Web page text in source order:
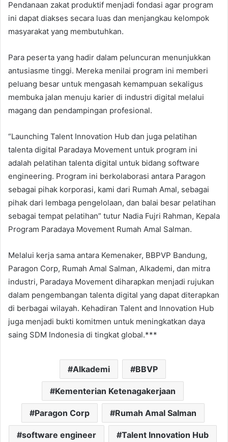
Pendanaan zakat produktif menjadi fondasi agar program
ini dapat diakses secara luas dan menjangkau kelompok
masyarakat yang membutuhkan.
Para peserta yang hadir dalam peluncuran menunjukkan
antusiasme tinggi. Mereka menilai program ini memberi
peluang besar untuk mengasah kemampuan sekaligus
membuka jalan menuju karier di industri digital melalui
magang dan pendampingan profesional.
“Launching Talent Innovation Hub dan juga pelatihan
talenta digital Paradaya Movement untuk program ini
adalah pelatihan talenta digital untuk bidang software
engineering. Program ini berkolaborasi antara Paragon
sebagai pihak korporasi, kami dari Rumah Amal, sebagai
pihak dari lembaga pengelolaan, dan balai besar pelatihan
sebagai tempat pelatihan” tutur Nadia Fujri Rahman, Kepala
Program Paradaya Movement Rumah Amal Salman.
Melalui kerja sama antara Kemenaker, BBPVP Bandung,
Paragon Corp, Rumah Amal Salman, Alkademi, dan mitra
industri, Paradaya Movement diharapkan menjadi rujukan
dalam pengembangan talenta digital yang dapat diterapkan
di berbagai wilayah. Kehadiran Talent and Innovation Hub
juga menjadi bukti komitmen untuk meningkatkan daya
saing SDM Indonesia di tingkat global.***
Alkademi BBVP
Kementerian Ketenagakerjaan
Paragon Corp Rumah Amal Salman
software engineer Talent Innovation Hub